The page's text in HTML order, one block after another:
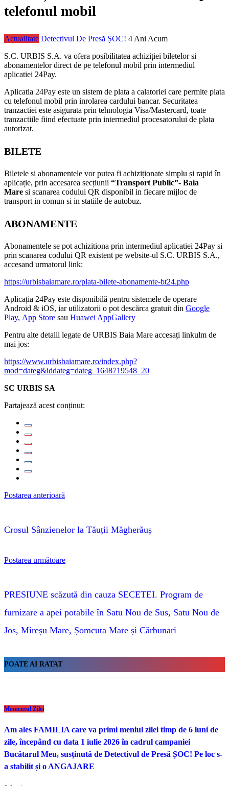
telefonul mobil
Actualitate Detectivul De Presă ȘOC! 4 Ani Acum
S.C. URBIS S.A. va ofera posibilitatea achiziției biletelor si
abonamentelor direct de pe telefonul mobil prin intermediul
aplicatiei 24Pay.
Aplicatia 24Pay este un sistem de plata a calatoriei care permite plata
cu telefonul mobil prin inrolarea cardului bancar. Securitatea
tranzactiei este asigurata prin tehnologia Visa/Mastercard, toate
tranzactiile fiind efectuate prin intermediul procesatorului de plata
autorizat.
BILETE
Biletele si abonamentele vor putea fi achiziționate simplu și rapid în
aplicație, prin accesarea secțiunii “Transport Public”- Baia
Mare si scanarea codului QR disponibil in fiecare mijloc de
transport in comun si in statiile de autobuz.
ABONAMENTE
Abonamentele se pot achizitiona prin intermediul aplicatiei 24Pay si
prin scanarea codului QR existent pe website-ul S.C. URBIS S.A.,
accesand urmatorul link:
https://urbisbaiamare.ro/plata-bilete-abonamente-bt24.php
Aplicația 24Pay este disponibilă pentru sistemele de operare
Android & iOS, iar utilizatorii o pot descărca gratuit din Google
Play, App Store sau Huawei AppGallery
Pentru alte detalii legate de URBIS Baia Mare accesați linkulm de
mai jos:
https://www.urbisbaiamare.ro/index.php?
mod=dateg&iddateg=dateg_1648719548_20
SC URBIS SA
Partajează acest conținut:
Postarea anterioară
Crosul Sânzienelor la Tăuții Măgherăuș
Postarea următoare
PRESIUNE scăzută din cauza SECETEI. Program de
furnizare a apei potabile în Satu Nou de Sus, Satu Nou de
Jos, Mireșu Mare, Șomcuta Mare și Cărbunari
POATE AI RATAT
Momentul Zilei
Am ales FAMILIA care va primi meniul zilei timp de 6 luni de
zile, începând cu data 1 iulie 2026 în cadrul campaniei
Bucătarul Meu, susținută de Detectivul de Presă ȘOC! Pe loc s-
a stabilit și o ANGAJARE